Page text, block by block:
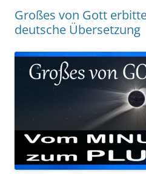
Großes von Gott
deutsche Übersetzung